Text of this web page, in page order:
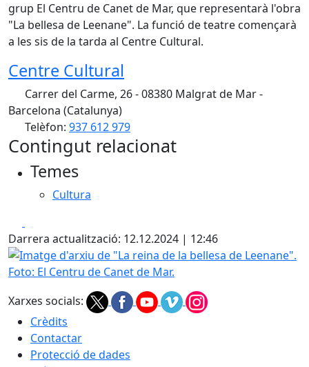
grup El Centru de Canet de Mar, que representarà l'obra
"La bellesa de Leenane". La funció de teatre començarà
a les sis de la tarda al Centre Cultural.
Centre Cultural
Carrer del Carme, 26 - 08380 Malgrat de Mar -
Barcelona (Catalunya)
Telèfon: 937 612 979
Contingut relacionat
Temes
Cultura
Darrera actualització: 12.12.2024 | 12:46
Imatge d'arxiu de "La reina de la bellesa de Leenane".
Xarxes socials:
Crèdits
Contactar
Protecció de dades